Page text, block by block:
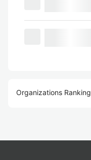
Organizations Ranking